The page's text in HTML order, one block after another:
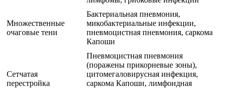
Множественные
очаговые тени
Бактериальная пневмония,
микобактериальные инфекции,
пневмоцистная пневмония, саркома
Капоши
Сетчатая
перестройка
Пневмоцистная пневмония
(поражены прикорневые зоны),
цитомегаловирусная инфекция,
саркома Капоши, лимфоидная